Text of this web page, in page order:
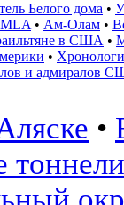
Белого дома •
• Ам-Олам •
в США •
•
и адмиралов
•